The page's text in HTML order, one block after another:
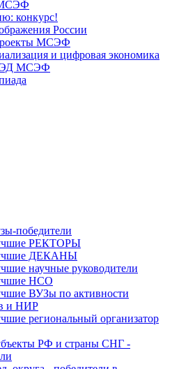
МСЭФ
конкурс!
России
МСЭФ
и цифровая экономика
МСЭФ
победители
РЕКТОРЫ
ДЕКАНЫ
научные руководители
НСО
ВУЗы по активности
и НИР
региональный организатор
РФ и страны СНГ -